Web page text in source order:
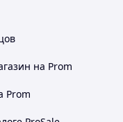
на Prom
Prom